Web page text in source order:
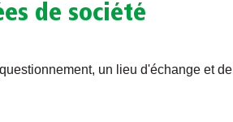
de société
un lieu d'échange et de